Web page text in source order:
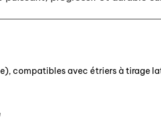
compatibles avec étriers à tirage